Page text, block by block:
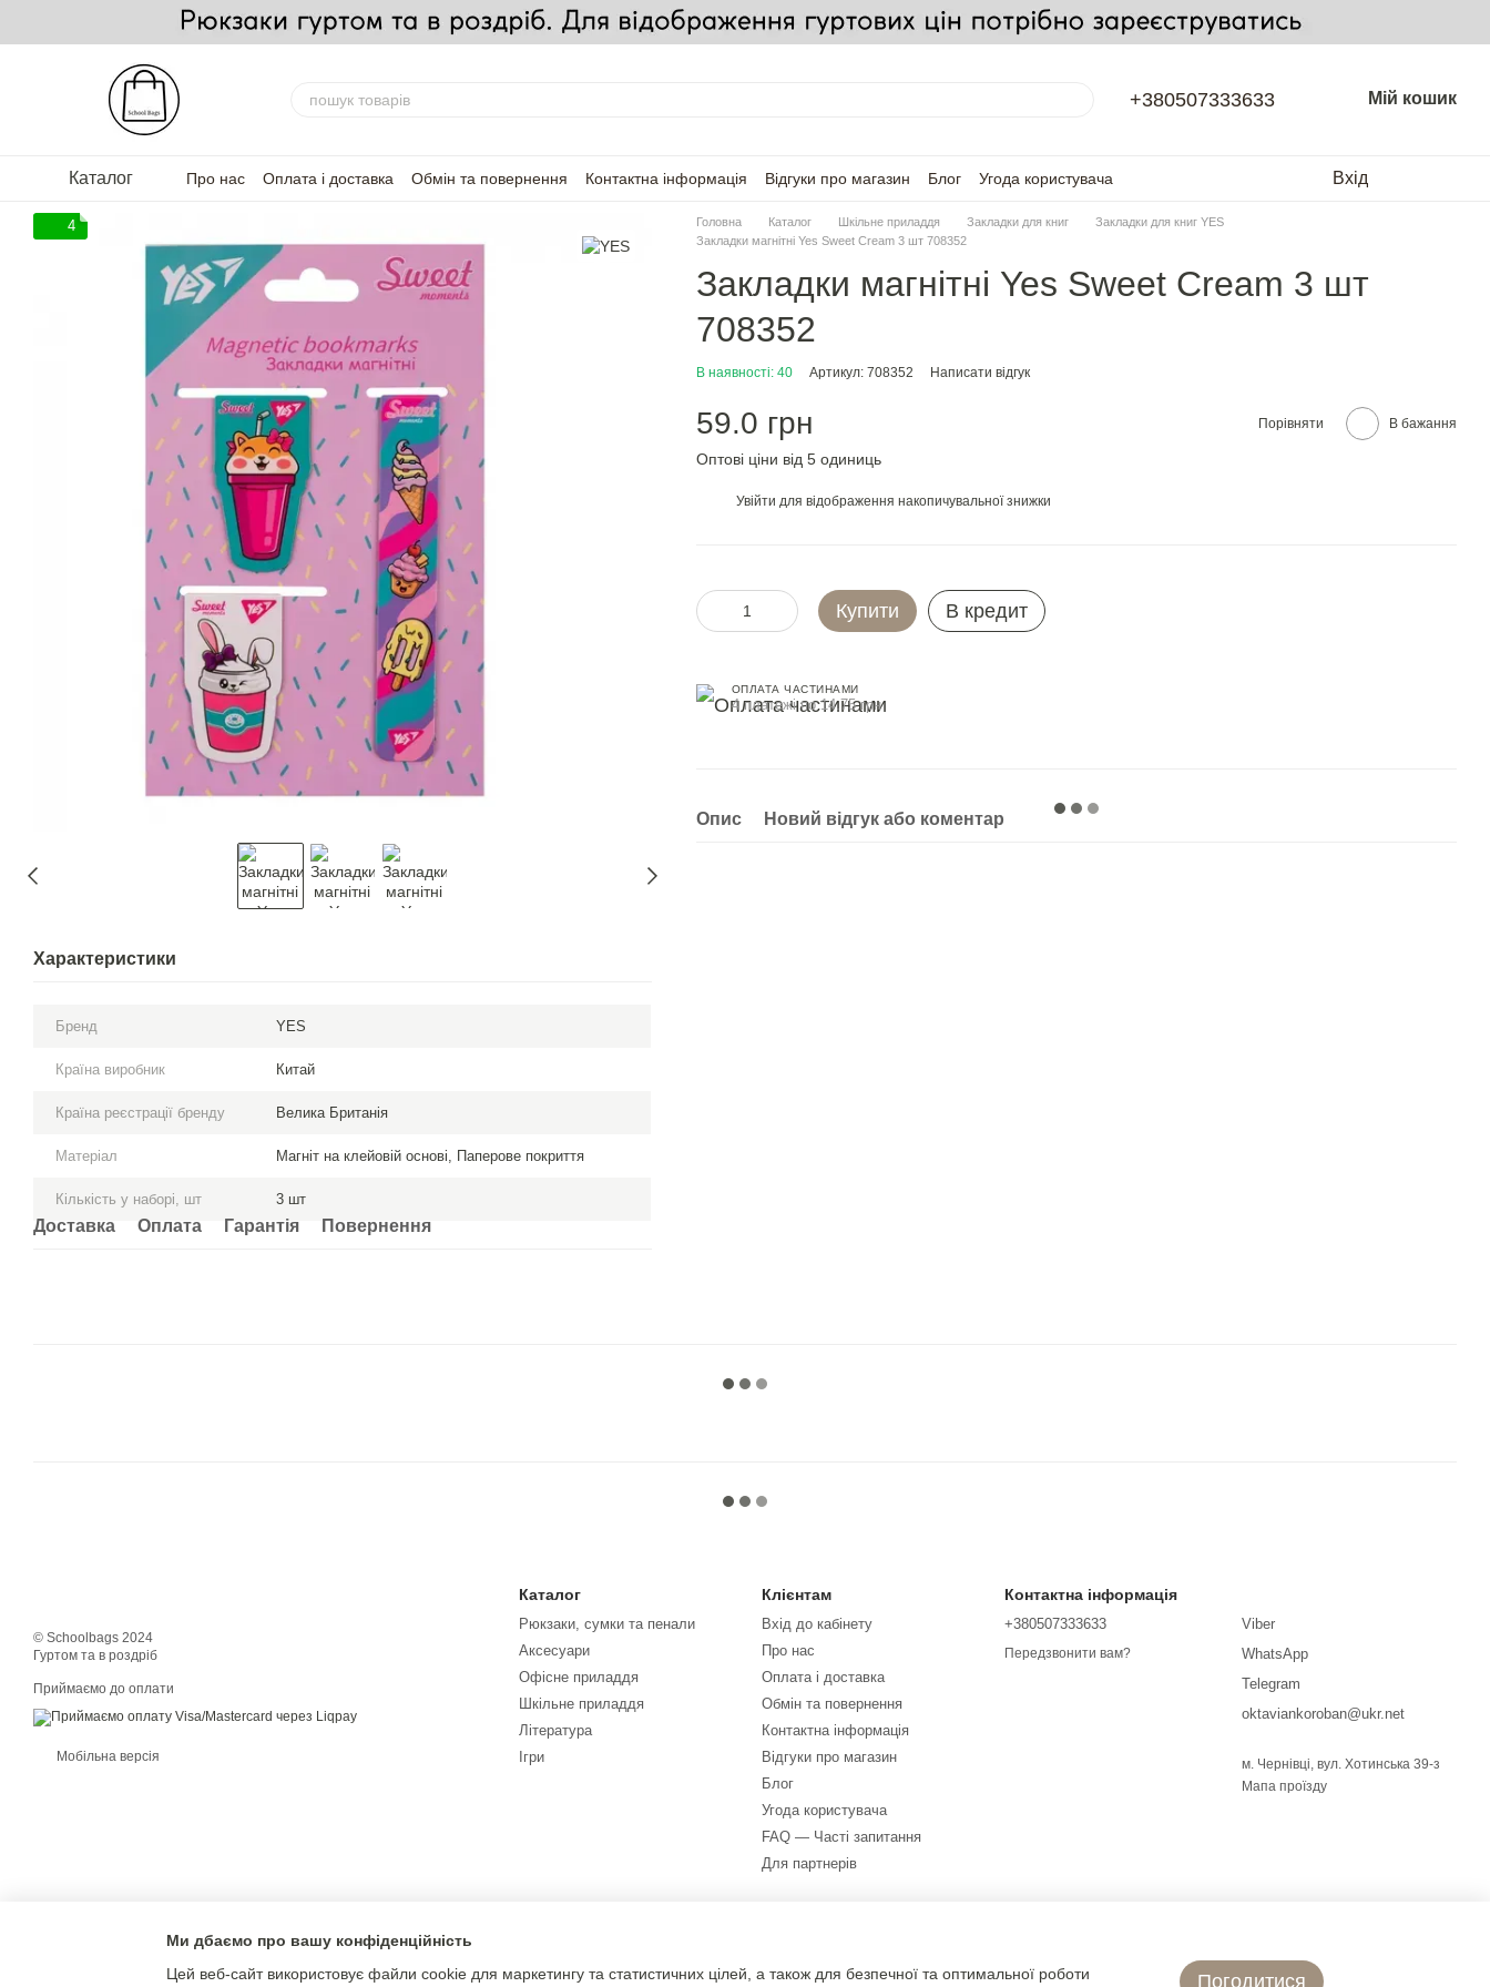
Перейти до основного контенту
+380507333633 Мій кошик
Каталог Про нас Оплата і доставка Обмін та повернення Контактна інформація Відгуки про магазин Блог
Угода користувача
Вхід
4
Характеристики
Бренд YES
Країна виробник Китай
Країна реєстрації бренду Велика Британія
Матеріал Магніт на клейовій основі, Паперове покриття
Кількість у наборі, шт 3 шт
Доставка Оплата Гарантія Повернення
Головна Каталог Шкільне приладдя Закладки для книг
Закладки для книг YES
Закладки магнітні Yes Sweet Cream 3 шт 708352
Закладки магнітні Yes Sweet Cream 3 шт
708352
В наявності: 40 Артикул: 708352 Написати відгук
59.0 грн Порівняти В бажання
Оптові ціни від 5 одиниць
Увійти для відображення накопичувальної знижки
Купити В кредит
ОПЛАТА ЧАСТИНАМИ
4 платежі по 14.75 грн
Опис Новий відгук або коментар
© Schoolbags 2024
Гуртом та в роздріб
Приймаємо до оплати
Мобільна версія
Каталог
Рюкзаки, сумки та пенали
Аксесуари
Офісне приладдя
Шкільне приладдя
Література
Ігри
Клієнтам
Вхід до кабінету
Про нас
Оплата і доставка
Обмін та повернення
Контактна інформація
Відгуки про магазин
Блог
Угода користувача
FAQ — Часті запитання
Для партнерів
Контактна інформація
+380507333633
Передзвонити вам?
Viber
WhatsApp
Telegram
oktaviankoroban@ukr.net
м. Чернівці, вул. Хотинська 39-з
Мапа проїзду
Ми дбаємо про вашу конфіденційність
Цей веб-сайт використовує файли cookie для маркетингу та статистичних цілей, а також для безпечної та оптимальної роботи
Погодитися